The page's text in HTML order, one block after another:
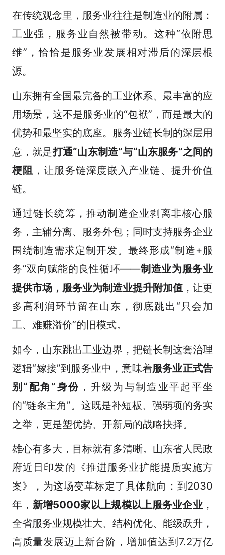
在传统观念里，服务业往往是制造业的附属：
工业强，服务业自然被带动。这种“依附思
维”，恰恰是服务业发展相对滞后的深层根
源。
山东拥有全国最完备的工业体系、最丰富的应
用场景，这不是服务业的“包袱”，而是最大的
优势和最坚实的底座。服务业链长制的深层用
意，就是打通“山东制造”与“山东服务”之间的
梗阻 ，让服务链深度嵌入产业链、提升价值
链。
通过链长统筹，推动制造企业剥离非核心服
务，主辅分离、服务外包；同时支持服务企业
围绕制造需求定制开发。最终形成“制造+服
务”双向赋能的良性循环——制造业为服务业
提供市场，服务业为制造业提升附加值 ，让更
多高利润环节留在山东，彻底跳出“只会加
工、难赚溢价”的旧模式。
如今，山东跳出工业边界，把链长制这套治理
逻辑“嫁接”到服务业中，意味着服务业正式告
别“配角”身份 ，升级为与制造业平起平坐
的“链条主角”。这既是补短板、强弱项的务实
之举，更是塑优势、开新局的战略抉择。
雄心有多大，目标就有多清晰。山东省人民政
府近日印发的《推进服务业扩能提质实施方
案》，为这场变革标定了具体航向：到2030
年， 新增5000家以上规模以上服务业企业 ，
全省服务业规模壮大、结构优化、能级跃升，
高质量发展迈上新台阶，增加值达到7.2万亿